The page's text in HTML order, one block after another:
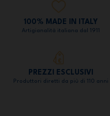
100% MADE IN ITALY
Artigianalità italiana dal 1911
PREZZI ESCLUSIVI
Produttori diretti da più di 110 anni